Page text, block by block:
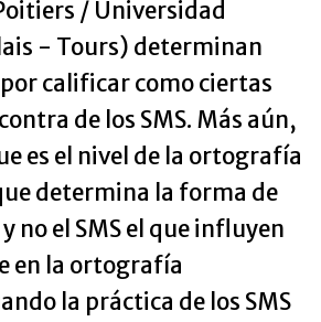
/ Universidad
- Tours) determinan
calificar como ciertas
de los SMS. Más aún,
es el nivel de la ortografía
determina la forma de
no el SMS el que influyen
en la ortografía
la práctica de los SMS